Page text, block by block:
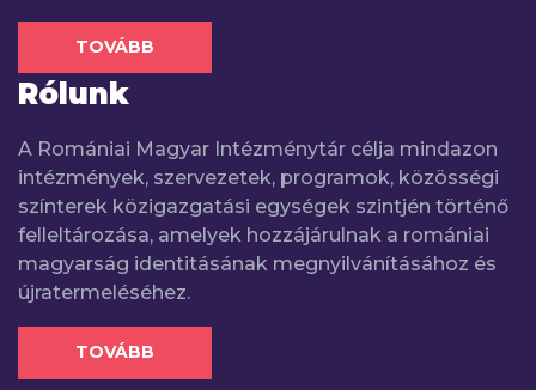
TOVÁBB
Rólunk
A Romániai Magyar Intézménytár célja mindazon
intézmények, szervezetek, programok, közösségi
színterek közigazgatási egységek szintjén történő
felleltározása, amelyek hozzájárulnak a romániai
magyarság identitásának megnyilvánításához és
újratermeléséhez.
TOVÁBB